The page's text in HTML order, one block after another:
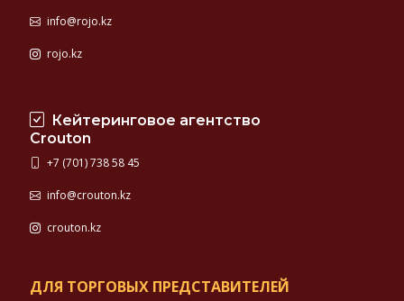
info@rojo.kz
rojo.kz
Кейтеринговое агентство
Crouton
+7 (701) 738 58 45
info@crouton.kz
crouton.kz
ДЛЯ ТОРГОВЫХ ПРЕДСТАВИТЕЛЕЙ